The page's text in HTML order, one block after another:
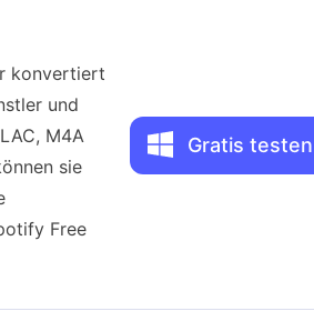
konvertiert
und
M4A
sie
Free
Gratis testen